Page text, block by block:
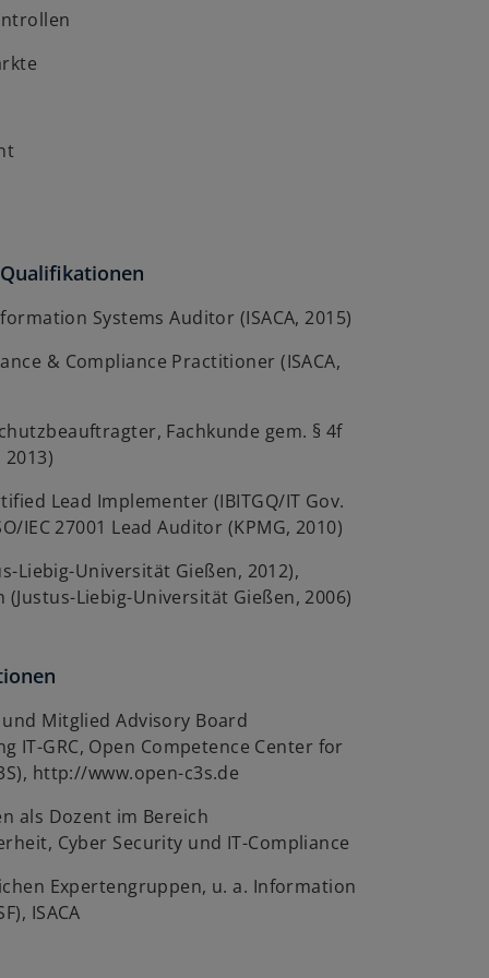
Systems Auditor (ISACA, 2015)
& Compliance Practitioner (ISACA,
Fachkunde gem. § 4f
2013)
Lead Implementer (IBITGQ/IT Gov.
IEC 27001 Lead Auditor (KPMG, 2010)
Liebig-Universität Gießen, 2012),
(Justus-Liebig-Universität Gießen, 2006)
Mitglied Advisory Board
IT-GRC, Open Competence Center for
http://www.open-c3s.de
als Dozent im Bereich
Cyber Security und IT-Compliance
Expertengruppen, u. a. Information
ISACA